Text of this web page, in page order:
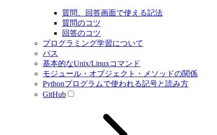
質問、回答画面で使える記法
質問のコツ
回答のコツ
プログラミング学習について
パス
基本的なUnix/Linuxコマンド
モジュール・オブジェクト・メソッドの関係
Pythonプログラムで使われる記号と読み方
GitHub